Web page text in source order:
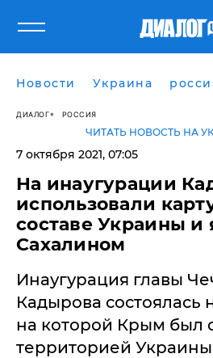
Новости Украина
ДИАЛОГ РОССИЯ
ЧИТАТЬ НОВОСТЬ НА
7 октября 2021, 07:05
На инаугурации
использовали
составе Украины и
Сахалином
Инаугурация главы
Кадырова состоялась
на которой Крым был
территорией